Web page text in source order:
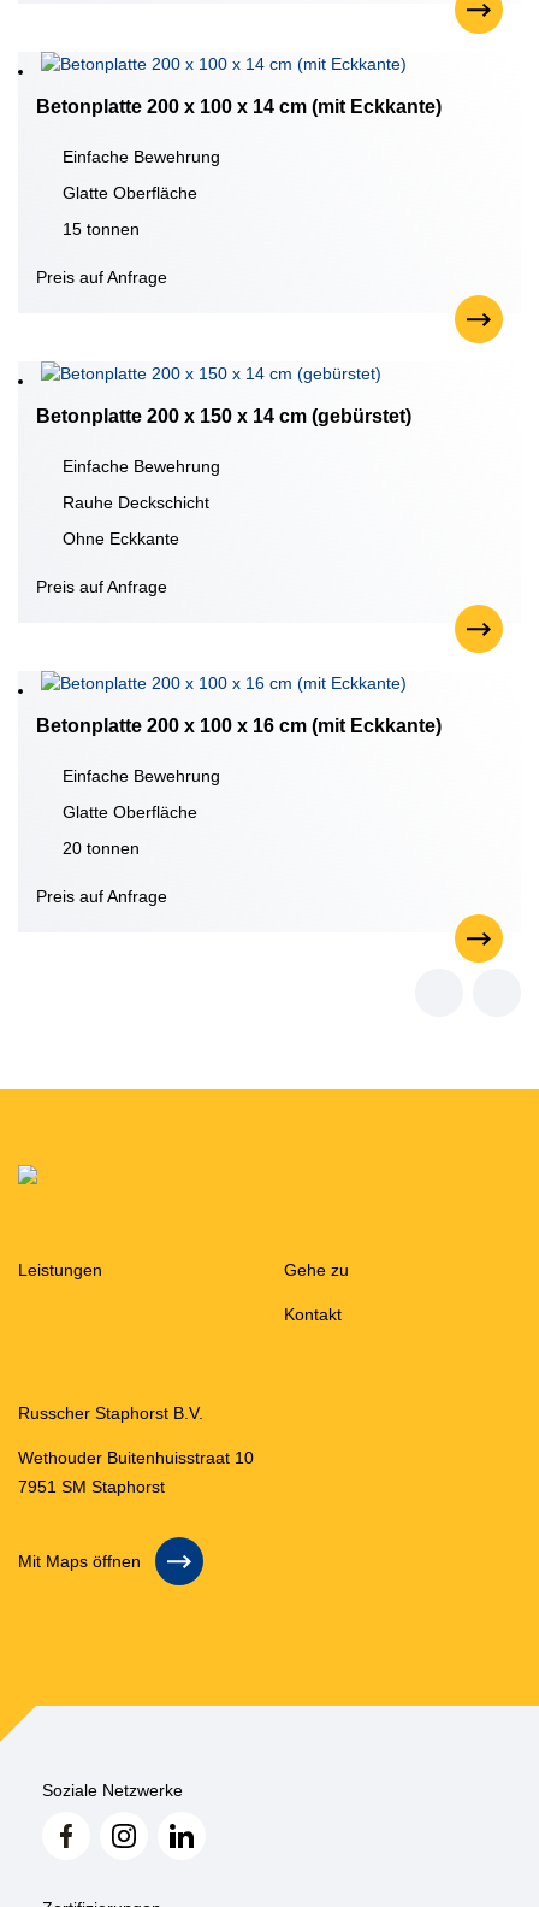
Betonplatte 200 x 100 x 14 cm (mit Eckkante)
Einfache Bewehrung
Glatte Oberfläche
15 tonnen
Preis auf Anfrage
Betonplatte 200 x 150 x 14 cm (gebürstet)
Einfache Bewehrung
Rauhe Deckschicht
Ohne Eckkante
Preis auf Anfrage
Betonplatte 200 x 100 x 16 cm (mit Eckkante)
Einfache Bewehrung
Glatte Oberfläche
20 tonnen
Preis auf Anfrage
Leistungen Gehe zu
Kontakt
Russcher Staphorst B.V.
Wethouder Buitenhuisstraat 10
7951 SM Staphorst
Mit Maps öffnen
Soziale Netzwerke